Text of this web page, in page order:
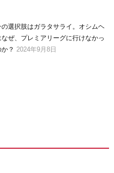
の選択肢はガラタサライ。オシムヘ
なぜ、プレミアリーグに行けなかっ
？ 2024年9月8日